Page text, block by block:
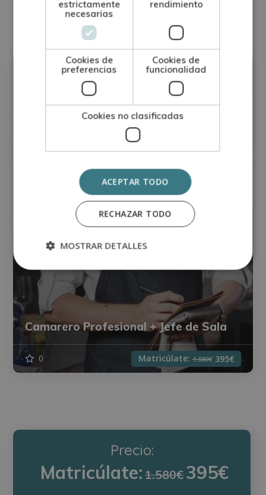
Otras titulaciones
Hostelería
Camarero Profesional + Jefe de Sala
0 Matricúlate:1.580€ 395€
Precio:
Matricúlate:1.580€ 395€
estrictamente
necesarias
rendimiento
Cookies de
preferencias
Cookies de
funcionalidad
Cookies no clasificadas
ACEPTAR TODO
RECHAZAR TODO
MOSTRAR DETALLES